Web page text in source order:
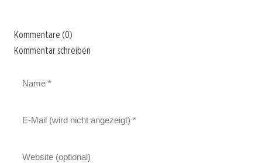
Kommentare (0)
Kommentar schreiben